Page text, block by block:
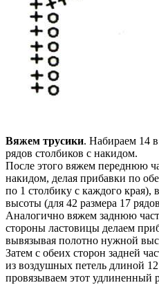
Вяжем трусики. Набираем 14
рядов столбиков с накидом.
После этого вяжем переднюю
накидом, делая прибавки по
по 1 столбику с каждого
высоты (для 42 размера 17
Аналогично вяжем заднюю
стороны ластовицы делаем
вывязывая полотно нужной
Затем с обеих сторон задней
из воздушных петель длиной
провязываем этот удлиненный